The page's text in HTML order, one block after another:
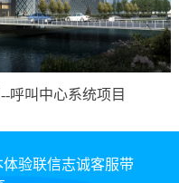
呼叫中心系统项目
验联信志诚客服带